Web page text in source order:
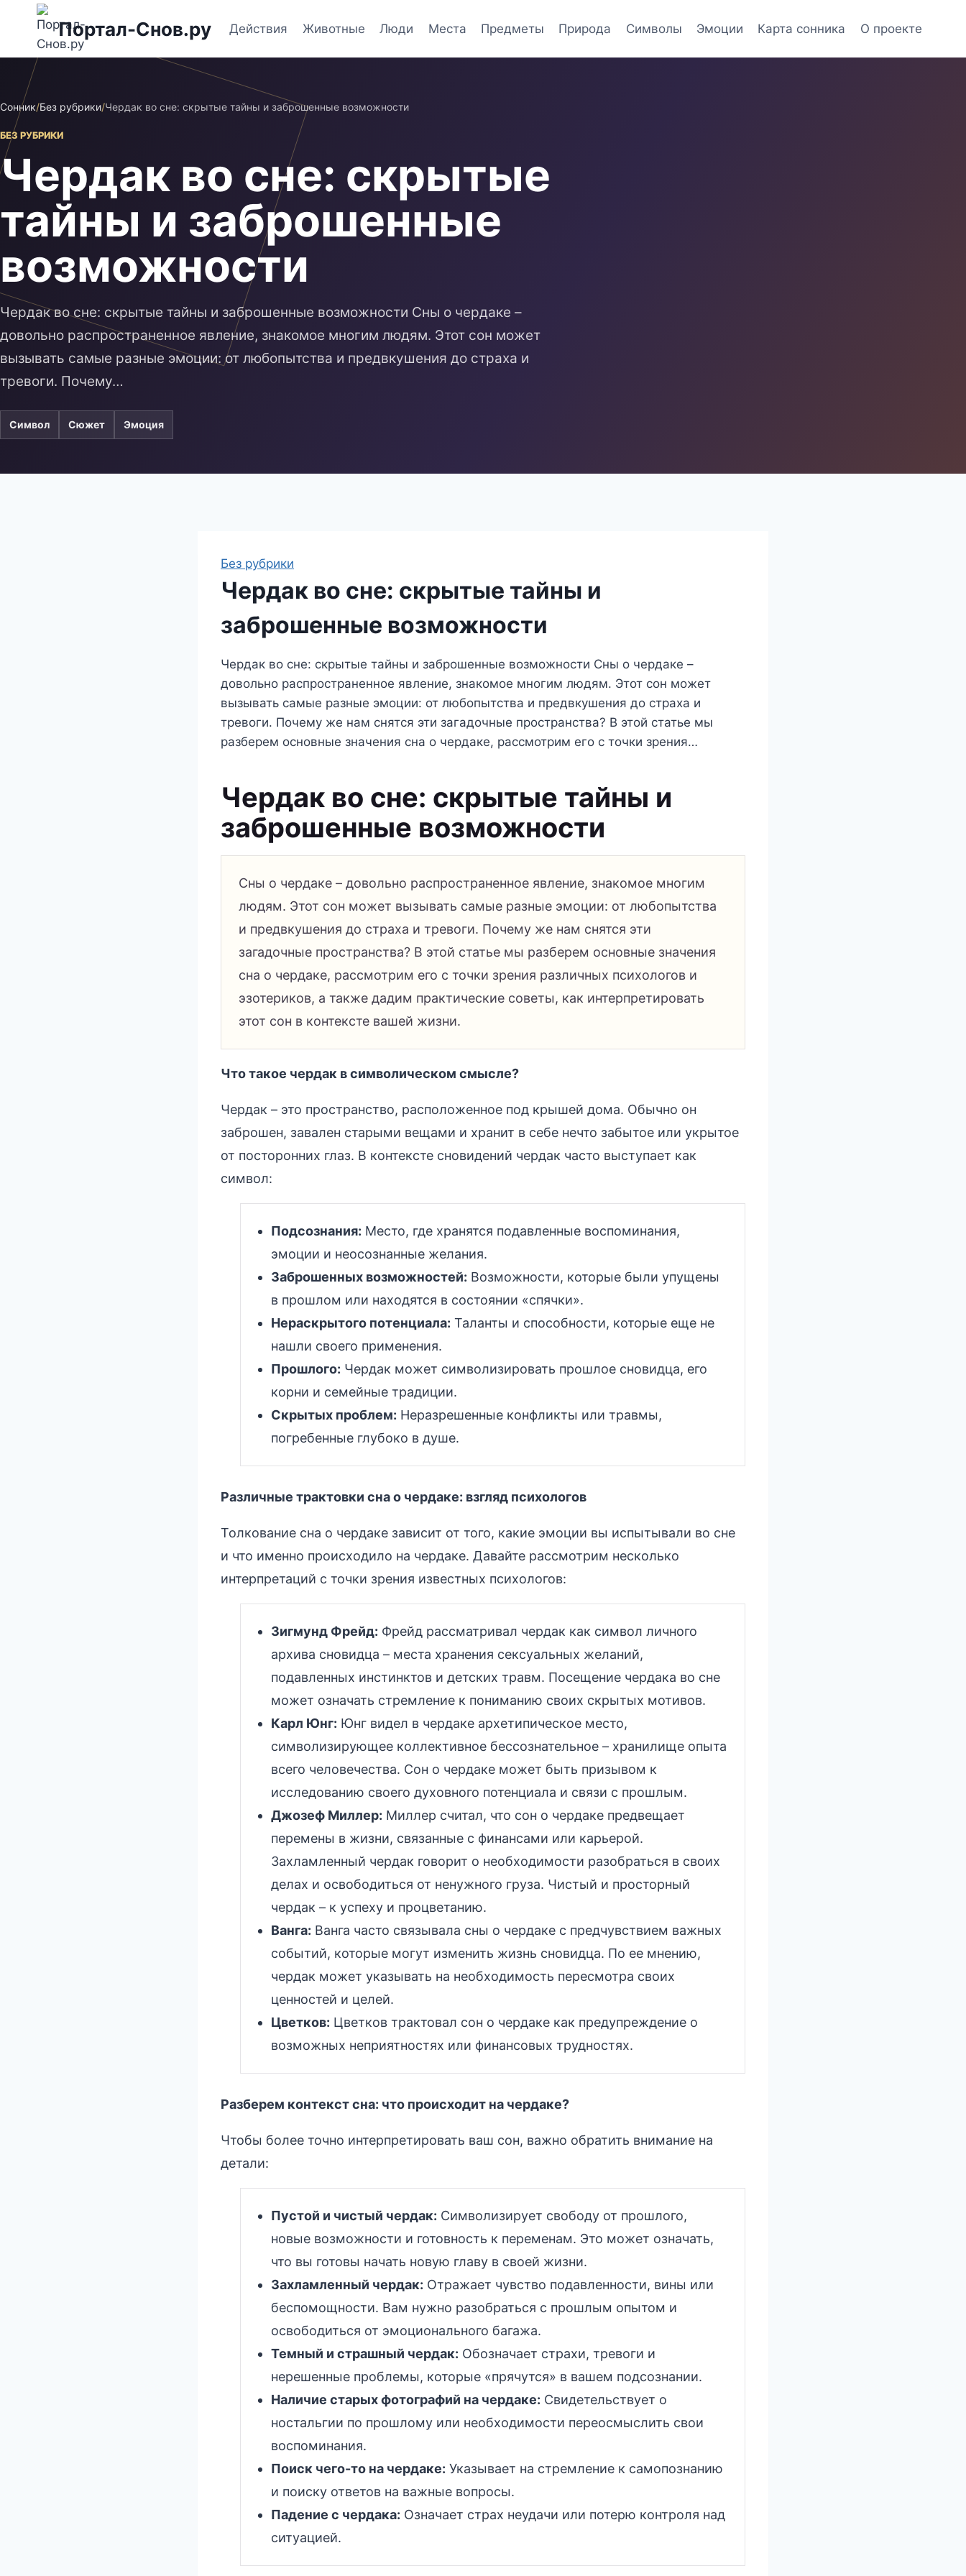
Перейти
содержимому
Портал-Снов.ру Действия Животные Люди Места Предметы Природа Символы Эмоции Карта сонника О проекте
Сонник/Без рубрики/Чердак во сне: скрытые тайны и заброшенные возможности
БЕЗ РУБРИКИ
Чердак во сне: скрытые
тайны и заброшенные
возможности
Чердак во сне: скрытые тайны и заброшенные возможности Сны о чердаке –
довольно распространенное явление, знакомое многим людям. Этот сон может
вызывать самые разные эмоции: от любопытства и предвкушения до страха и
тревоги. Почему…
Символ Сюжет Эмоция
Без рубрики
Чердак во сне: скрытые тайны и
заброшенные возможности
Чердак во сне: скрытые тайны и заброшенные возможности Сны о чердаке –
довольно распространенное явление, знакомое многим людям. Этот сон может
вызывать самые разные эмоции: от любопытства и предвкушения до страха и
тревоги. Почему же нам снятся эти загадочные пространства? В этой статье мы
разберем основные значения сна о чердаке, рассмотрим его с точки зрения…
Чердак во сне: скрытые тайны и
заброшенные возможности
Сны о чердаке – довольно распространенное явление, знакомое многим
людям. Этот сон может вызывать самые разные эмоции: от любопытства
и предвкушения до страха и тревоги. Почему же нам снятся эти
загадочные пространства? В этой статье мы разберем основные значения
сна о чердаке, рассмотрим его с точки зрения различных психологов и
эзотериков, а также дадим практические советы, как интерпретировать
этот сон в контексте вашей жизни.
Что такое чердак в символическом смысле?
Чердак – это пространство, расположенное под крышей дома. Обычно он
заброшен, завален старыми вещами и хранит в себе нечто забытое или укрытое
от посторонних глаз. В контексте сновидений чердак часто выступает как
символ:
Подсознания: Место, где хранятся подавленные воспоминания,
эмоции и неосознанные желания.
Заброшенных возможностей: Возможности, которые были упущены
в прошлом или находятся в состоянии «спячки».
Нераскрытого потенциала: Таланты и способности, которые еще не
нашли своего применения.
Прошлого: Чердак может символизировать прошлое сновидца, его
корни и семейные традиции.
Скрытых проблем: Неразрешенные конфликты или травмы,
погребенные глубоко в душе.
Различные трактовки сна о чердаке: взгляд психологов
Толкование сна о чердаке зависит от того, какие эмоции вы испытывали во сне
и что именно происходило на чердаке. Давайте рассмотрим несколько
интерпретаций с точки зрения известных психологов:
Зигмунд Фрейд: Фрейд рассматривал чердак как символ личного
архива сновидца – места хранения сексуальных желаний,
подавленных инстинктов и детских травм. Посещение чердака во сне
может означать стремление к пониманию своих скрытых мотивов.
Карл Юнг: Юнг видел в чердаке архетипическое место,
символизирующее коллективное бессознательное – хранилище опыта
всего человечества. Сон о чердаке может быть призывом к
исследованию своего духовного потенциала и связи с прошлым.
Джозеф Миллер: Миллер считал, что сон о чердаке предвещает
перемены в жизни, связанные с финансами или карьерой.
Захламленный чердак говорит о необходимости разобраться в своих
делах и освободиться от ненужного груза. Чистый и просторный
чердак – к успеху и процветанию.
Ванга: Ванга часто связывала сны о чердаке с предчувствием важных
событий, которые могут изменить жизнь сновидца. По ее мнению,
чердак может указывать на необходимость пересмотра своих
ценностей и целей.
Цветков: Цветков трактовал сон о чердаке как предупреждение о
возможных неприятностях или финансовых трудностях.
Разберем контекст сна: что происходит на чердаке?
Чтобы более точно интерпретировать ваш сон, важно обратить внимание на
детали:
Пустой и чистый чердак: Символизирует свободу от прошлого,
новые возможности и готовность к переменам. Это может означать,
что вы готовы начать новую главу в своей жизни.
Захламленный чердак: Отражает чувство подавленности, вины или
беспомощности. Вам нужно разобраться с прошлым опытом и
освободиться от эмоционального багажа.
Темный и страшный чердак: Обозначает страхи, тревоги и
нерешенные проблемы, которые «прячутся» в вашем подсознании.
Наличие старых фотографий на чердаке: Свидетельствует о
ностальгии по прошлому или необходимости переосмыслить свои
воспоминания.
Поиск чего-то на чердаке: Указывает на стремление к самопознанию
и поиску ответов на важные вопросы.
Падение с чердака: Означает страх неудачи или потерю контроля над
ситуацией.